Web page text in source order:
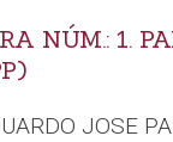
NÚM.: 1.
JOSE